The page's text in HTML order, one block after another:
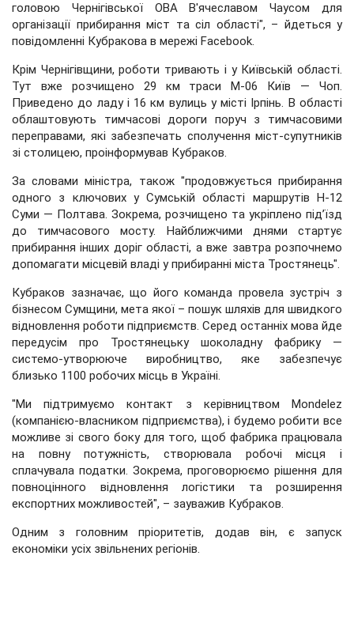
головою Чернігівської ОВА В'ячеславом Чаусом для
організації прибирання міст та сіл області", – йдеться у
повідомленні Кубракова в мережі Facebook.
Крім Чернігівщини, роботи тривають і у Київській області.
Тут вже розчищено 29 км траси М-06 Київ — Чоп.
Приведено до ладу і 16 км вулиць у місті Ірпінь. В області
облаштовують тимчасові дороги поруч з тимчасовими
переправами, які забезпечать сполучення міст-супутників
зі столицею, проінформував Кубраков.
За словами міністра, також "продовжується прибирання
одного з ключових у Сумській області маршрутів Н-12
Суми — Полтава. Зокрема, розчищено та укріплено під’їзд
до тимчасового мосту. Найближчими днями стартує
прибирання інших доріг області, а вже завтра розпочнемо
допомагати місцевій владі у прибиранні міста Тростянець".
Кубраков зазначає, що його команда провела зустріч з
бізнесом Сумщини, мета якої – пошук шляхів для швидкого
відновлення роботи підприємств. Серед останніх мова йде
передусім про Тростянецьку шоколадну фабрику —
системо-утворююче виробництво, яке забезпечує
близько 1100 робочих місць в Україні.
"Ми підтримуємо контакт з керівництвом Mondelez
(компанією-власником підприємства), і будемо робити все
можливе зі свого боку для того, щоб фабрика працювала
на повну потужність, створювала робочі місця і
сплачувала податки. Зокрема, проговорюємо рішення для
повноцінного відновлення логістики та розширення
експортних можливостей", – зауважив Кубраков.
Одним з головним пріоритетів, додав він, є запуск
економіки усіх звільнених регіонів.